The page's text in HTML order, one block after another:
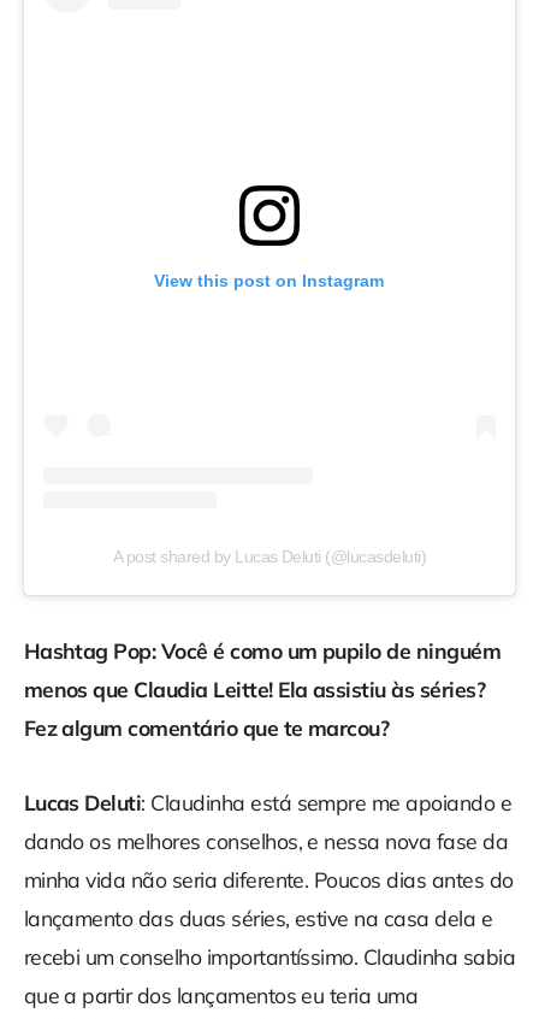
View this post on Instagram
A post shared by Lucas Deluti (@lucasdeluti)
Hashtag Pop: Você é como um pupilo de ninguém
menos que Claudia Leitte! Ela assistiu às séries?
Fez algum comentário que te marcou?
Lucas Deluti: Claudinha está sempre me apoiando e
dando os melhores conselhos, e nessa nova fase da
minha vida não seria diferente. Poucos dias antes do
lançamento das duas séries, estive na casa dela e
recebi um conselho importantíssimo. Claudinha sabia
que a partir dos lançamentos eu teria uma